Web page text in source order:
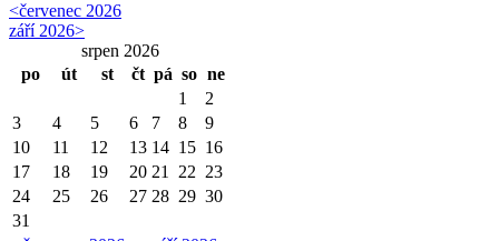
<červenec 2026
září 2026>
srpen 2026
po
út st čt pá so ne
1
2
3
4 5 6 7 8
9
10
11 12 13 14 15 16
17
18 19 20 21 22 23
24
25 26 27 28 29 30
31